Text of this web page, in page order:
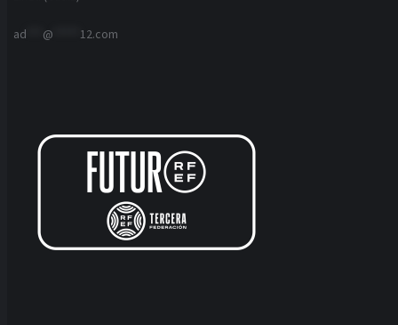
ad @ 12.com